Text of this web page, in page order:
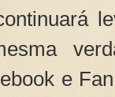
e